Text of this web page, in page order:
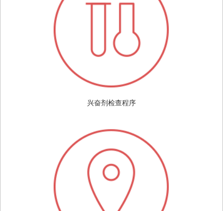
兴奋剂检查程序